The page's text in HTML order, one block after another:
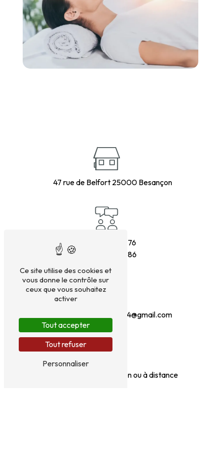
47 rue de Belfort 25000 Besançon
06 83 23 39 76
07 49 38 90 86
danielegrosjean1234@gmail.com
En présentiel à Besançon ou à distance
Ce site utilise des cookies et
vous donne le contrôle sur
ceux que vous souhaitez
activer
Tout accepter
Tout refuser
Personnaliser